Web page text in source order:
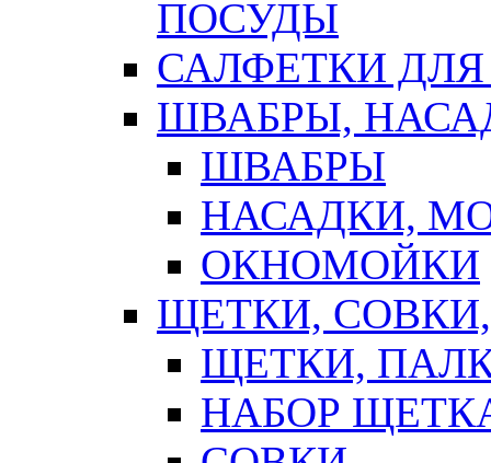
ПОСУДЫ
САЛФЕТКИ
ШВАБРЫ,
ШВАБРЫ
НАСАДКИ,
ОКНОМОЙКИ
ЩЕТКИ,
ЩЕТКИ,
НАБОР